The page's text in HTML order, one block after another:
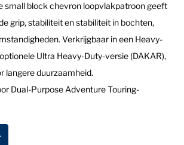
small block chevron loopvlakpatroon geeft
grip, stabiliteit en stabiliteit in bochten,
Verkrijgbaar in een Heavy-
Ultra Heavy-Duty-versie (DAKAR),
langere duurzaamheid.
Dual-Purpose Adventure Touring-